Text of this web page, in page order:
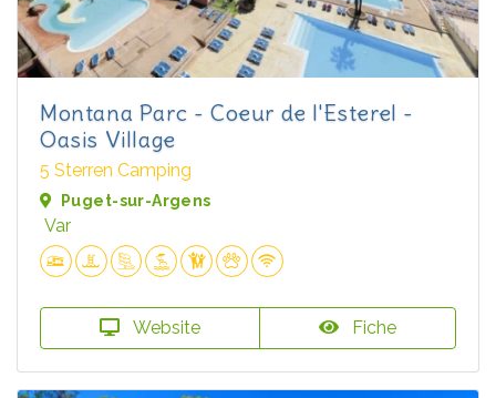
Montana Parc - Coeur de l'Esterel -
Oasis Village
5 Sterren Camping
Puget-sur-Argens
Var
Website Fiche